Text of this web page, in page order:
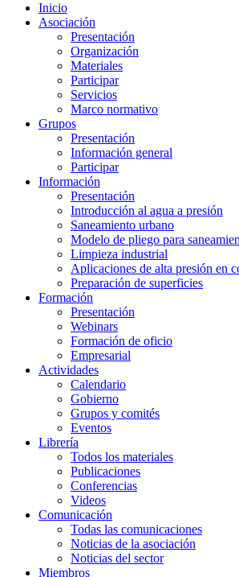
Inicio
Asociación
Presentación
Organización
Materiales
Participar
Servicios
Marco normativo
Grupos
Presentación
Información general
Participar
Información
Presentación
Introducción al agua a presión
Saneamiento urbano
Modelo de pliego para
Limpieza industrial
Aplicaciones de alta presión en
Preparación de superficies
Formación
Presentación
Webinars
Formación de oficio
Empresarial
Actividades
Calendario
Gobierno
Grupos y comités
Eventos
Librería
Todos los materiales
Publicaciones
Conferencias
Videos
Comunicación
Todas las comunicaciones
Noticias de la asociación
Noticias del sector
Miembros